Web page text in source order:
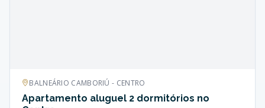
BALNEÁRIO CAMBORIÚ - CENTRO
Apartamento aluguel 2 dormitórios no